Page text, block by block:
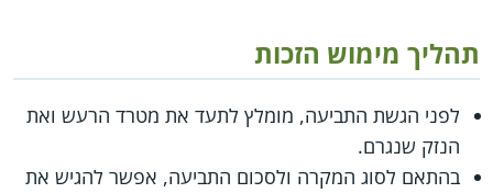
תהליך מימוש הזכות
לפני הגשת התביעה, מומלץ לתעד את מטרד הרעש ואת
הנזק שנגרם.
בהתאם לסוג המקרה ולסכום התביעה, אפשר להגיש את